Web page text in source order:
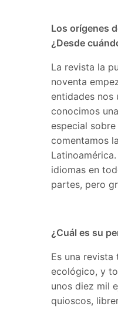
Los orígenes
¿Desde
La revista la
noventa
entidades nos
conocimos
especial
comentamos
idiomas en
partes, pero
¿Cuál es su
Es una
ecológico, y
unos diez mil
quioscos,